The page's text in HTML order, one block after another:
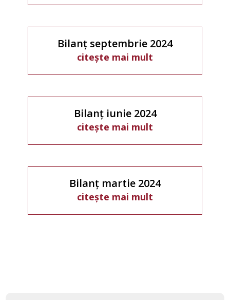
Bilanț septembrie 2024
citește mai mult
Bilanț iunie 2024
citește mai mult
Bilanț martie 2024
citește mai mult